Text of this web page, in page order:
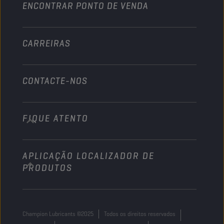
Náutico
ENCONTRAR PONTO DE VENDA
CARREIRAS
CONTACTE-NOS
info@championlubes.com
+32 3 870 00 20
Georges Gilliotstraat, 52 2620 Hemiksem
Belgium
FIQUE ATENTO
APLICAÇÃO LOCALIZADOR DE
PRODUTOS
Champion Lubricants ©2025
Todos os direitos reservados